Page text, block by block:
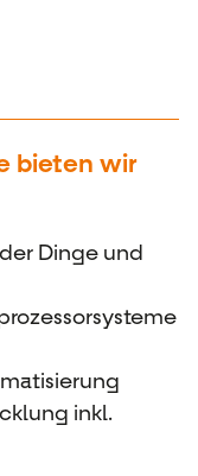
bieten wir
Dinge und
inkl.